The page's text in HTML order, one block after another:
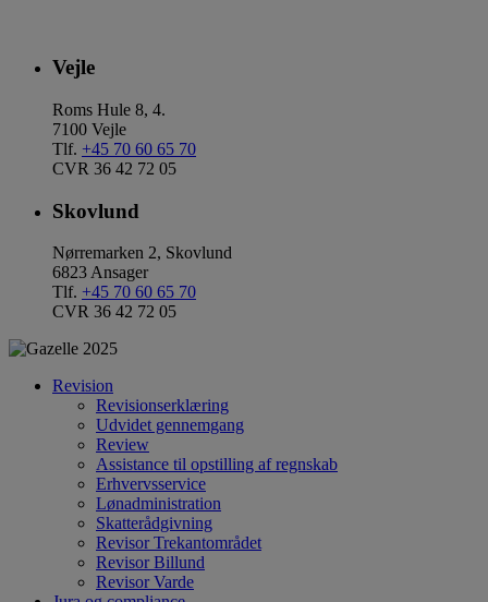
Vejle
Roms Hule 8, 4.
7100 Vejle
Tlf. +45 70 60 65 70
CVR 36 42 72 05
Skovlund
Nørremarken 2, Skovlund
6823 Ansager
Tlf. +45 70 60 65 70
CVR 36 42 72 05
Revision
Revisionserklæring
Udvidet gennemgang
Review
Assistance til opstilling af regnskab
Erhvervsservice
Lønadministration
Skatterådgivning
Revisor Trekantområdet
Revisor Billund
Revisor Varde